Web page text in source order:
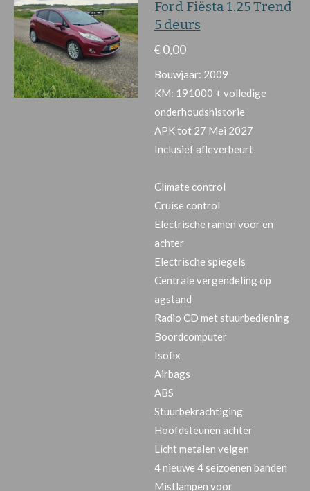
Ford Fiësta 1.25 Trend
5 deurs
€ 0,00
Bouwjaar: 2009
KM: 191000 + volledige
onderhoudshistorie
APK tot 27 Mei 2027
Inclusief afleverbeurt
Climate control
Cruise control
Electrische ramen voor en
achter
Electrische spiegels
Centrale vergendeling op
agstand
Radio CD met stuurbediening
Boordcomputer
Isofix
Airbags
ABS
Stuurbekrachtiging
Hoofdsteunen achter
Licht metalen velgen
4 nieuwe 4 seizoenen banden
Mistlampen voor